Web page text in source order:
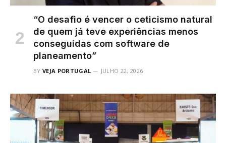
“O desafio é vencer o ceticismo natural
de quem já teve experiências menos
conseguidas com software de
planeamento”
BY VEJA PORTUGAL JULHO 22, 2026